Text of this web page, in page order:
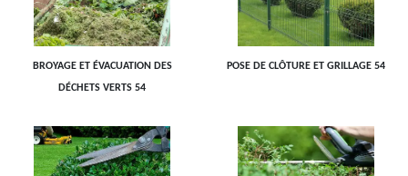
BROYAGE ET ÉVACUATION DES
DÉCHETS VERTS 54
POSE DE CLÔTURE ET GRILLAGE 54